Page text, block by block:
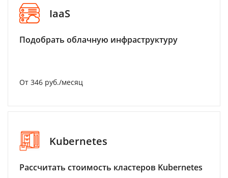
IaaS
Подобрать облачную инфраструктуру
От 346 руб./месяц
Kubernetes
Рассчитать стоимость кластеров Kubernetes